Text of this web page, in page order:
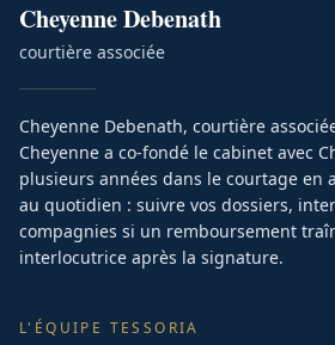
CheyenneDebenath
courtière associée
Cheyenne Debenath, courtière
Cheyenne a co-fondé le cabinet avec
plusieurs années dans le courtage en
au quotidien : suivre vos dossiers,
compagnies si un remboursement
interlocutrice après la signature.
L'ÉQUIPE TESSORIA